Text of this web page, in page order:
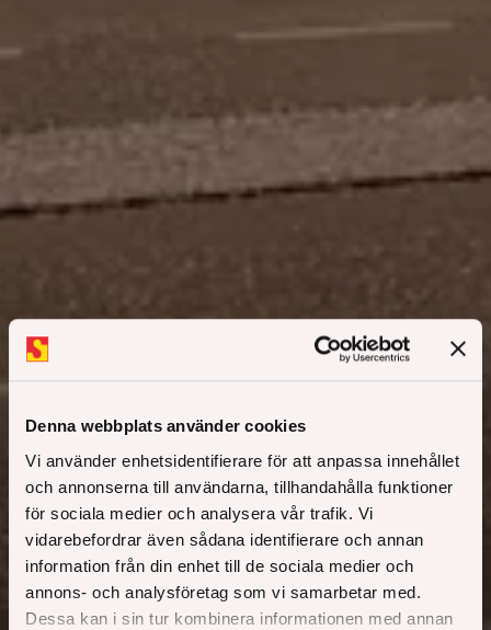
Denna webbplats använder cookies
Vi använder enhetsidentifierare för att anpassa innehållet
och annonserna till användarna, tillhandahålla funktioner
för sociala medier och analysera vår trafik. Vi
vidarebefordrar även sådana identifierare och annan
information från din enhet till de sociala medier och
annons- och analysföretag som vi samarbetar med.
Dessa kan i sin tur kombinera informationen med annan
Kvarter 7&9